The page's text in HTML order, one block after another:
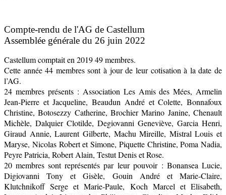
Compte-rendu de l'AG de Castellum
Assemblée générale du 26 juin 2022
Castellum comptait en 2019 49 membres.
Cette année 44 membres sont à jour de leur cotisation à la date de
l’AG.
24 membres présents : Association Les Amis des Mées, Armelin
Jean-Pierre et Jacqueline, Beaudun André et Colette, Bonnafoux
Christine, Botosezzy Catherine, Brochier Marino Janine, Chenault
Michèle, Dalquier Clotilde, Degiovanni Geneviève, Garcia Henri,
Giraud Annie, Laurent Gilberte, Machu Mireille, Mistral Louis et
Maryse, Nicolas Robert et Simone, Piquette Christine, Poma Nadia,
Peyre Patricia, Robert Alain, Testut Denis et Rose.
20 membres sont représentés par leur pouvoir : Bonansea Lucie,
Digiovanni Tony et Gisèle, Gouin André et Marie-Claire,
Klutchnikoff Serge et Marie-Paule, Koch Marcel et Elisabeth,